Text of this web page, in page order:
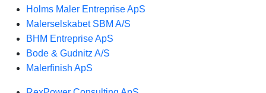
Holms Maler Entreprise ApS
Malerselskabet SBM A/S
BHM Entreprise ApS
Bode & Gudnitz A/S
Malerfinish ApS